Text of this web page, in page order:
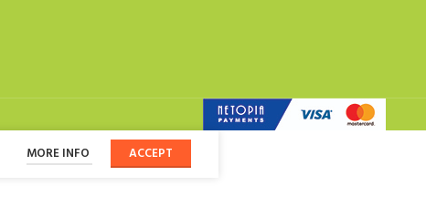
MORE INFO ACCEPT